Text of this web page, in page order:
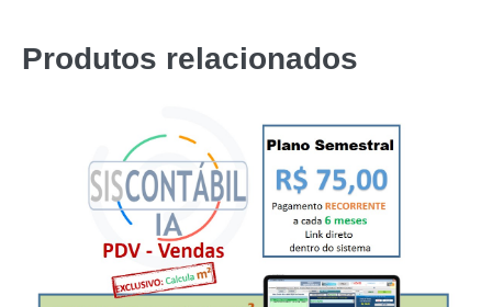
Produtos relacionados